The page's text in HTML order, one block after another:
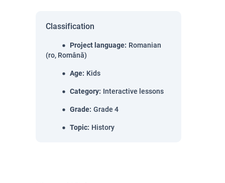
Classification
Project language: Romanian
(ro, Română)
Age: Kids
Category: Interactive lessons
Grade: Grade 4
Topic: History